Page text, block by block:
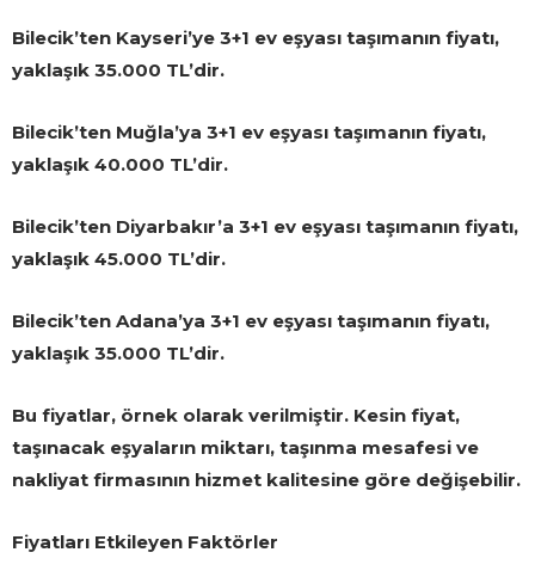
Bilecik’ten Kayseri’ye 3+1 ev eşyası taşımanın fiyatı,
yaklaşık 35.000 TL’dir.
Bilecik’ten Muğla’ya 3+1 ev eşyası taşımanın fiyatı,
yaklaşık 40.000 TL’dir.
Bilecik’ten Diyarbakır’a 3+1 ev eşyası taşımanın fiyatı,
yaklaşık 45.000 TL’dir.
Bilecik’ten Adana’ya 3+1 ev eşyası taşımanın fiyatı,
yaklaşık 35.000 TL’dir.
Bu fiyatlar, örnek olarak verilmiştir. Kesin fiyat,
taşınacak eşyaların miktarı, taşınma mesafesi ve
nakliyat firmasının hizmet kalitesine göre değişebilir.
Fiyatları Etkileyen Faktörler